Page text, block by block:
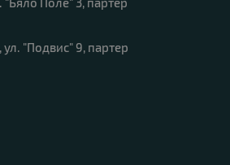
"Подвис" 9, партер